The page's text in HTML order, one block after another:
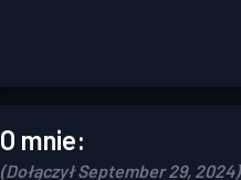
O mnie:
(Dołączył September 29, 2024)